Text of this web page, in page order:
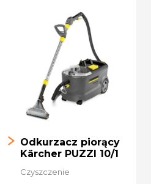
Odkurzacz piorący
Kärcher PUZZI 10/1
Czyszczenie